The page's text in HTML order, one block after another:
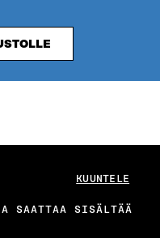
KUUNTELE
SAATTAA SISÄLTÄÄ